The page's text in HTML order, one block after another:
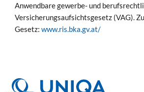
Anwendbare gewerbe- und
Versicherungsaufsichtsgesetz (VAG).
Gesetz: www.ris.bka.gv.at/